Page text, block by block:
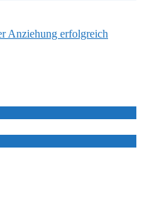
Anziehung erfolgreich